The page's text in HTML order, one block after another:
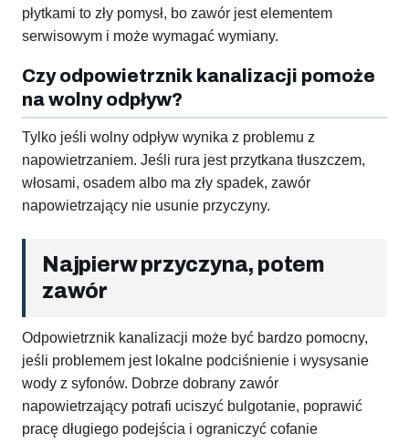
płytkami to zły pomysł, bo zawór jest elementem
serwisowym i może wymagać wymiany.
Czy odpowietrznik kanalizacji pomoże
na wolny odpływ?
Tylko jeśli wolny odpływ wynika z problemu z
napowietrzaniem. Jeśli rura jest przytkana tłuszczem,
włosami, osadem albo ma zły spadek, zawór
napowietrzający nie usunie przyczyny.
Najpierw przyczyna, potem
zawór
Odpowietrznik kanalizacji może być bardzo pomocny,
jeśli problemem jest lokalne podciśnienie i wysysanie
wody z syfonów. Dobrze dobrany zawór
napowietrzający potrafi uciszyć bulgotanie, poprawić
pracę długiego podejścia i ograniczyć cofanie